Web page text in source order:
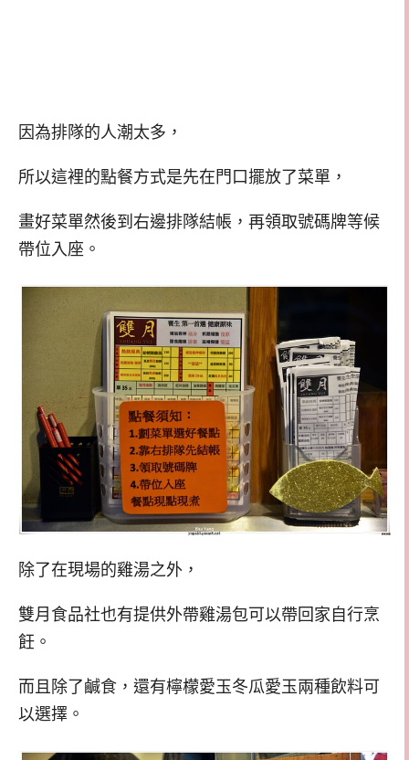
因為排隊的人潮太多，
所以這裡的點餐方式是先在門口擺放了菜單，
畫好菜單然後到右邊排隊結帳，再領取號碼牌等候
帶位入座。
除了在現場的雞湯之外，
雙月食品社也有提供外帶雞湯包可以帶回家自行烹
飪。
而且除了鹹食，還有檸檬愛玉冬瓜愛玉兩種飲料可
以選擇。